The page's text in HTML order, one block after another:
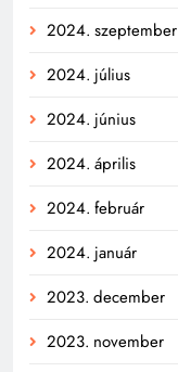
2024. szeptember
2024. július
2024. június
2024. április
2024. február
2024. január
2023. december
2023. november